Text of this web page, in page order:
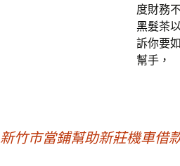
度財務
黑髮茶
訴你要
幫手，
新竹市當鋪幫助新莊機車借